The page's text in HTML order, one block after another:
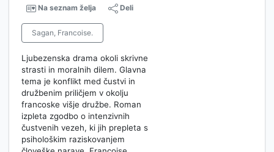
Na seznam želja Deli
Sagan, Francoise.
Ljubezenska drama okoli skrivne
strasti in moralnih dilem. Glavna
tema je konflikt med čustvi in
družbenim priličjem v okolju
francoske višje družbe. Roman
izpleta zgodbo o intenzivnih
čustvenih vezeh, ki jih prepleta s
psihološkim raziskovanjem